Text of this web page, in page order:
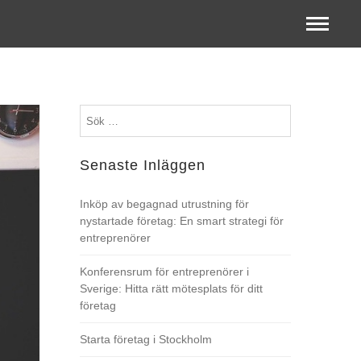
Senaste Inläggen
Inköp av begagnad utrustning för
nystartade företag: En smart strategi för
entreprenörer
Konferensrum för entreprenörer i
Sverige: Hitta rätt mötesplats för ditt
företag
Starta företag i Stockholm